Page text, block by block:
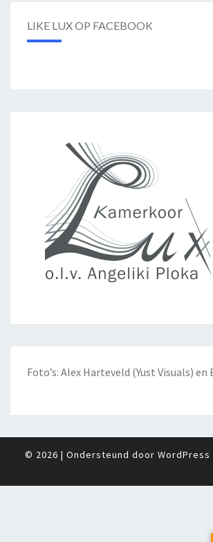
LIKE LUX OP FACEBOOK
Foto’s: Alex Harteveld (Yust Visuals)
© 2026 | Ondersteund door WordPress